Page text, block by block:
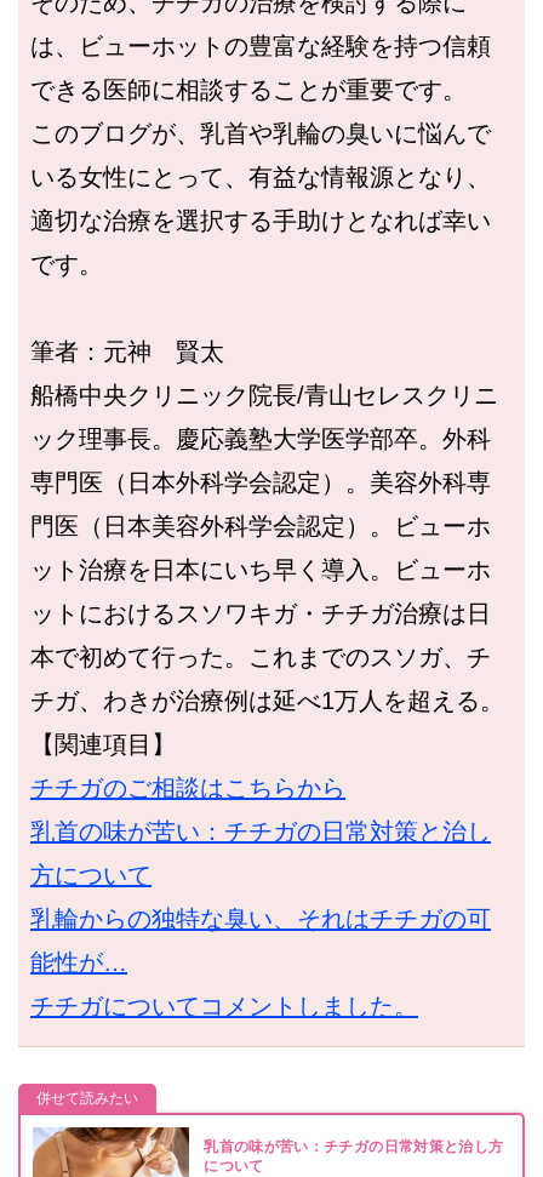
は、ビューホットの豊富な経験を持つ信頼
できる医師に相談することが重要です。
このブログが、乳首や乳輪の臭いに悩んで
いる女性にとって、有益な情報源となり、
適切な治療を選択する手助けとなれば幸い
です。
筆者：元神 賢太
船橋中央クリニック院長/青山セレスクリニ
ック理事長。慶応義塾大学医学部卒。外科
専門医（日本外科学会認定）。美容外科専
門医（日本美容外科学会認定）。ビューホ
ット治療を日本にいち早く導入。ビューホ
ットにおけるスソワキガ・チチガ治療は日
本で初めて行った。これまでのスソガ、チ
チガ、わきが治療例は延べ1万人を超える。
【関連項目】
チチガのご相談はこちらから
乳首の味が苦い：チチガの日常対策と治し
方について
乳輪からの独特な臭い、それはチチガの可
能性が…
チチガについてコメントしました。
併せて読みたい
乳首の味が苦い：チチガの日常対策と治し方
について